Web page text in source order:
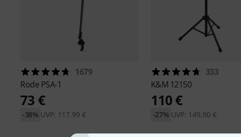
1679
Rode PSA-1
73 €
UVP: 117,99 €
-38%
333
K&M 12150
110 €
UVP: 149,90 €
-27%